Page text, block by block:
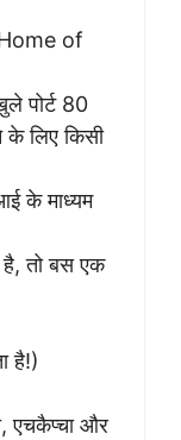
of
पोर्ट 80
के लिए किसी
के माध्यम
है, तो बस एक
है!)
एचकैप्चा और